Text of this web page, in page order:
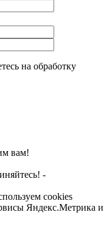
на обработку
вам!
-
cookies
Яндекс.Метрика и